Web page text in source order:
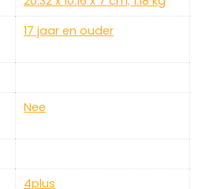
‎17 jaar en ouder
‎Nee
‎4plus